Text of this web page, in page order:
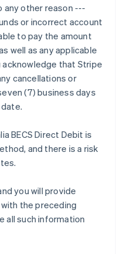
any other reason ---
or incorrect account
to pay the amount
well as any applicable
that Stripe
cancellations or
(7) business days
BECS Direct Debit is
and there is a risk
you will provide
the preceding
all such information